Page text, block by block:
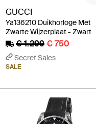
GUCCI
Ya136210 Duikhorloge Met
Zwarte Wijzerplaat - Zwart
€ 1.299€ 750
Secret Sales
SALE